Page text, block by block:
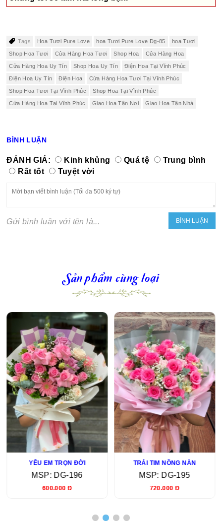
Tags Hoa Tươi Pure Love hoa Tươi Pure Love Dg-85 hoa Tươi
Shop Hoa Tươi Cửa Hàng Hoa Tươi Shop Hoa Cửa Hàng Hoa
Cửa Hàng Hoa Uy Tín Shop Hoa Uy Tín Điện Hoa Tại Vĩnh Phúc
Điện Hoa Uy Tín Điện Hoa Cửa Hàng Hoa Tươi Tại Vĩnh Phúc
Shop Hoa Tươi Tại Vĩnh Phúc Shop Hoa Tại Vĩnh Phúc
Cửa Hàng Hoa Tại Vĩnh Phúc Giao Hoa Tận Nơi Giao Hoa Tận Nhà
BÌNH LUẬN
ĐÁNH GIÁ: Kinh khủng Quá tệ
Trung bình
Rất tốt
Tuyệt vời
Gửi bình luận với tên là...
Sản phẩm cùng loại
YÊU EM TRỌN ĐỜI
MSP: DG-196
600.000 Đ
TRÁI TIM NỒNG NÀN
MSP: DG-195
720.000 Đ